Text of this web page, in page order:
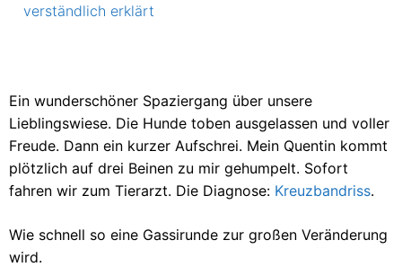
verständlich erklärt
Ein wunderschöner Spaziergang über unsere
Lieblingswiese. Die Hunde toben ausgelassen und voller
Freude. Dann ein kurzer Aufschrei. Mein Quentin kommt
plötzlich auf drei Beinen zu mir gehumpelt. Sofort
fahren wir zum Tierarzt. Die Diagnose: Kreuzbandriss.
Wie schnell so eine Gassirunde zur großen Veränderung
wird.